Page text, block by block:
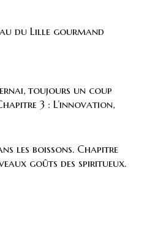
du Lille gourmand
toujours un coup
3 : L’innovation,
les boissons. Chapitre
goûts des spiritueux.